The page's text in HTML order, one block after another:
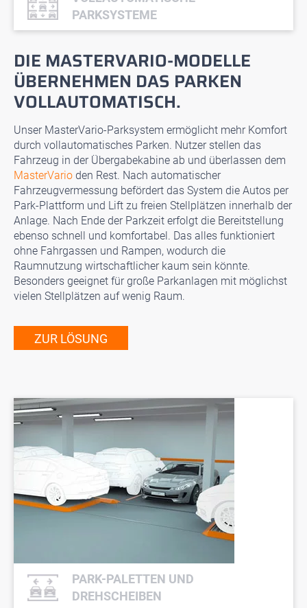
PARKSYSTEME
DIE MASTERVARIO-MODELLE
ÜBERNEHMEN DAS PARKEN
VOLLAUTOMATISCH.
Unser MasterVario-Parksystem ermöglicht mehr Komfort
durch vollautomatisches Parken. Nutzer stellen das
Fahrzeug in der Übergabekabine ab und überlassen dem
MasterVario den Rest. Nach automatischer
Fahrzeugvermessung befördert das System die Autos per
Park-Plattform und Lift zu freien Stellplätzen innerhalb der
Anlage. Nach Ende der Parkzeit erfolgt die Bereitstellung
ebenso schnell und komfortabel. Das alles funktioniert
ohne Fahrgassen und Rampen, wodurch die
Raumnutzung wirtschaftlicher kaum sein könnte.
Besonders geeignet für große Parkanlagen mit möglichst
vielen Stellplätzen auf wenig Raum.
ZUR LÖSUNG
PARK-PALETTEN UND
DREHSCHEIBEN